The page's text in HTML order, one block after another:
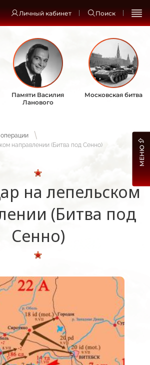
Личный кабинет Поиск
Памяти Василия
Ланового
Московская битва
направлении (Битва под Сенно)
на лепельском
(Битва под
Сенно)
МЕНЮ